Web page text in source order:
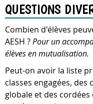
QUESTIONS
Combien d'élèves
AESH ?Pour un
élèves en mutualisation.
Peut-on avoir la liste
classes engagées, des
globale et des cordées